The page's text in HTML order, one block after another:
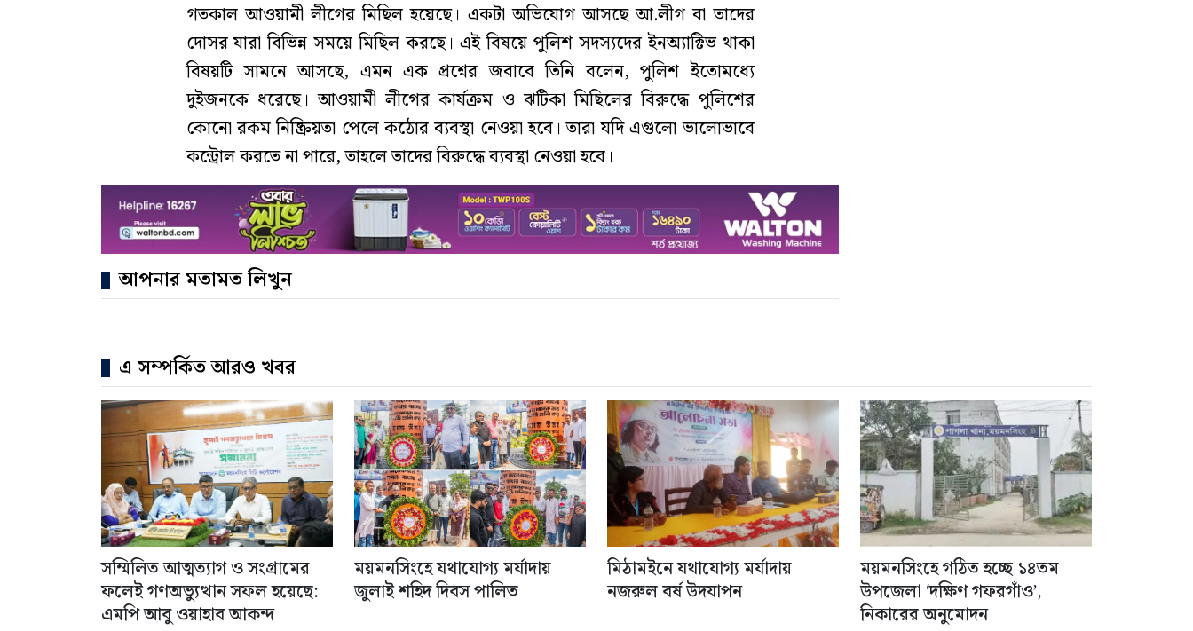
গতকাল আওয়ামী লীগের মিছিল হয়েছে। একটা অভিযোগ আসছে আ.লীগ বা তাদের
দোসর যারা বিভিন্ন সময়ে মিছিল করছে। এই বিষয়ে পুলিশ সদস্যদের ইনঅ্যাক্টিভ থাকা
বিষয়টি সামনে আসছে, এমন এক প্রশ্নের জবাবে তিনি বলেন, পুলিশ ইতোমধ্যে
দুইজনকে ধরেছে। আওয়ামী লীগের কার্যক্রম ও ঝটিকা মিছিলের বিরুদ্ধে পুলিশের
কোনো রকম নিষ্ক্রিয়তা পেলে কঠোর ব্যবস্থা নেওয়া হবে। তারা যদি এগুলো ভালোভাবে
কন্ট্রোল করতে না পারে, তাহলে তাদের বিরুদ্ধে ব্যবস্থা নেওয়া হবে।
আপনার মতামত লিখুন
এ সম্পর্কিত আরও খবর
সম্মিলিত আত্মত্যাগ ও সংগ্রামের
ফলেই গণঅভ্যুত্থান সফল হয়েছে:
এমপি আবু ওয়াহাব আকন্দ
ময়মনসিংহে যথাযোগ্য মর্যাদায়
জুলাই শহিদ দিবস পালিত
মিঠামইনে যথাযোগ্য মর্যাদায়
নজরুল বর্ষ উদযাপন
ময়মনসিংহে গঠিত হচ্ছে ১৪তম
উপজেলা ‘দক্ষিণ গফরগাঁও’,
নিকারের অনুমোদন